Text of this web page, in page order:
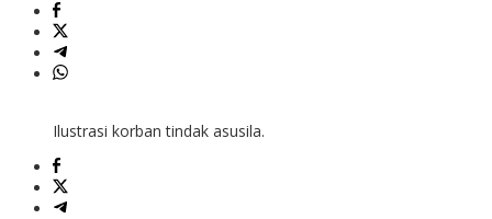
Ilustrasi korban tindak asusila.